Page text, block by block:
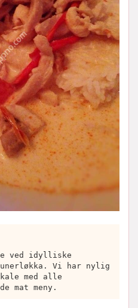
ved idylliske
Vi har nylig
med alle
mat meny.